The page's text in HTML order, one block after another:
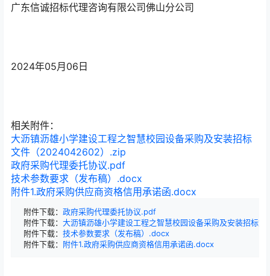
广东信诚招标代理咨询有限公司佛山分公司
2024年05月06日
相关附件：
大沥镇沥雄小学建设工程之智慧校园设备采购及安装招标
文件（2024042602）.zip
政府采购代理委托协议.pdf
技术参数要求（发布稿）.docx
附件1.政府采购供应商资格信用承诺函.docx
附件下载： 政府采购代理委托协议.pdf
附件下载： 大沥镇沥雄小学建设工程之智慧校园设备采购及安装招标
附件下载： 技术参数要求（发布稿）.docx
附件下载： 附件1.政府采购供应商资格信用承诺函.docx